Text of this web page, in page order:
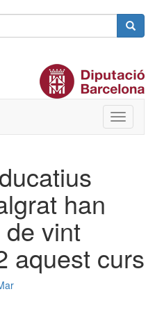
Toggle
menu
han
vint
aquest curs